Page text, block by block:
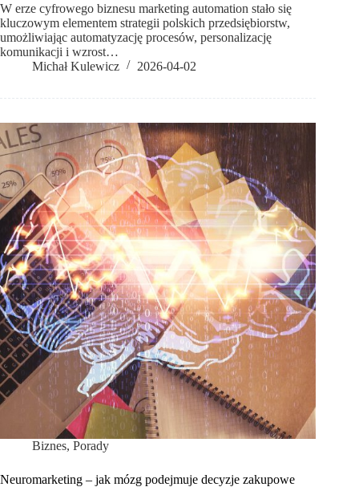
W erze cyfrowego biznesu marketing automation stało się
kluczowym elementem strategii polskich przedsiębiorstw,
umożliwiając automatyzację procesów, personalizację
komunikacji i wzrost…
Michał Kulewicz
2026-04-02
Biznes, Porady
Neuromarketing – jak mózg podejmuje decyzje zakupowe